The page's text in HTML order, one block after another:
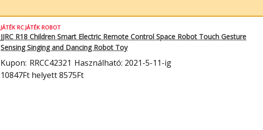
JÁTÉK RC JÁTÉK ROBOT
JJRC R18 Children Smart Electric Remote Control Space Robot Touch Gesture
Sensing Singing and Dancing Robot Toy
Kupon: RRCC42321 Használható: 2021-5-11-ig
10847Ft helyett 8575Ft